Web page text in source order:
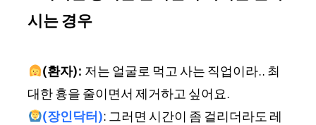
시는 경우
(환자): 저는 얼굴로 먹고 사는 직업이라.. 최
대한 흉을 줄이면서 제거하고 싶어요.
(장인닥터): 그러면 시간이 좀 걸리더라도 레